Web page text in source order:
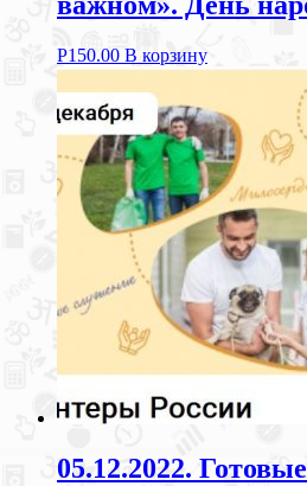
Р150.00 В корзину
05.12.2022.